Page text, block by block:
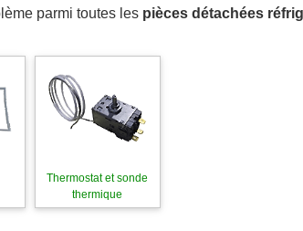
parmi toutes les pièces détachées
Thermostat et sonde
thermique